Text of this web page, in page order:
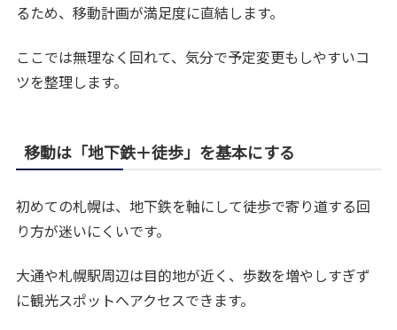
るため、移動計画が満足度に直結します。
ここでは無理なく回れて、気分で予定変更もしやすいコ
ツを整理します。
移動は「地下鉄＋徒歩」を基本にする
初めての札幌は、地下鉄を軸にして徒歩で寄り道する回
り方が迷いにくいです。
大通や札幌駅周辺は目的地が近く、歩数を増やしすぎず
に観光スポットへアクセスできます。